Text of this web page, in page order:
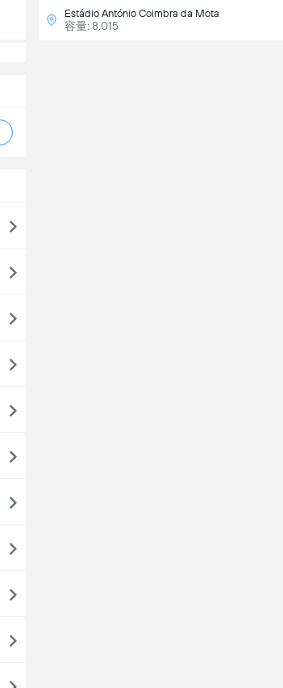
Estádio António Coimbra da Mota
容量: 8,015